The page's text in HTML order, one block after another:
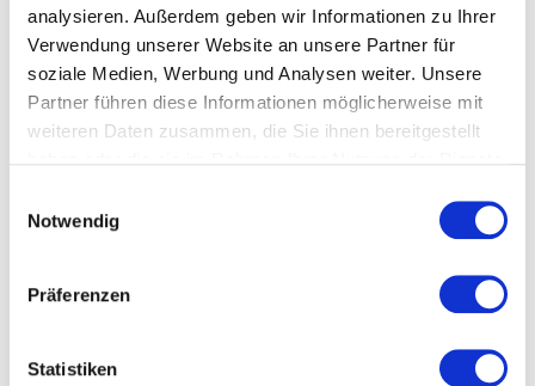
analysieren. Außerdem geben wir Informationen zu Ihrer
Verwendung unserer Website an unsere Partner für
soziale Medien, Werbung und Analysen weiter. Unsere
Partner führen diese Informationen möglicherweise mit
weiteren Daten zusammen, die Sie ihnen bereitgestellt
Cookies, wenn Sie unsere Webseite weiterhin nutzen.
Notwendig
Präferenzen
Statistiken